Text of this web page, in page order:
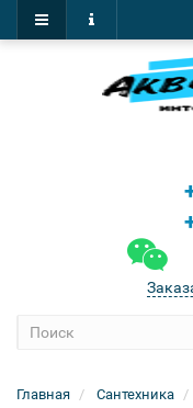
Главная Сантехника